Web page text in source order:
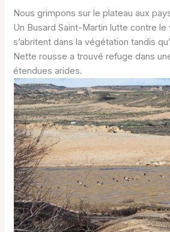
Nous grimpons sur le plateau aux
Un Busard Saint-Martin lutte contre
s’abritent dans la végétation tandis
Nette rousse a trouvé refuge dans
étendues arides.